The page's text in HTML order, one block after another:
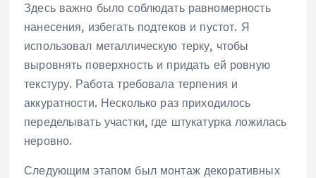
Здесь важно было соблюдать равномерность
нанесения, избегать подтеков и пустот. Я
использовал металлическую терку, чтобы
выровнять поверхность и придать ей ровную
текстуру. Работа требовала терпения и
аккуратности. Несколько раз приходилось
переделывать участки, где штукатурка ложилась
неровно.
Следующим этапом был монтаж декоративных